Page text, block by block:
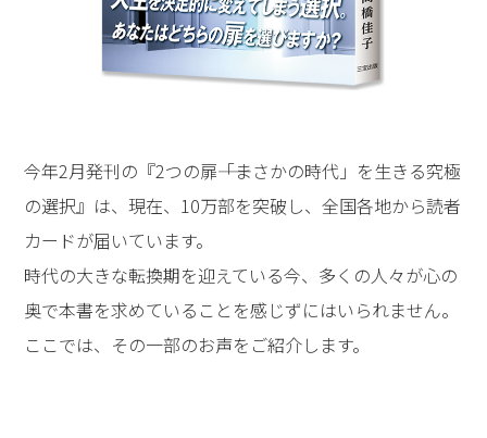
今年2月発刊の『2つの扉――「まさかの時代」を生きる究極
の選択』は、現在、10万部を突破し、全国各地から読者
カードが届いています。
時代の大きな転換期を迎えている今、多くの人々が心の
奥で本書を求めていることを感じずにはいられません。
ここでは、その一部のお声をご紹介します。